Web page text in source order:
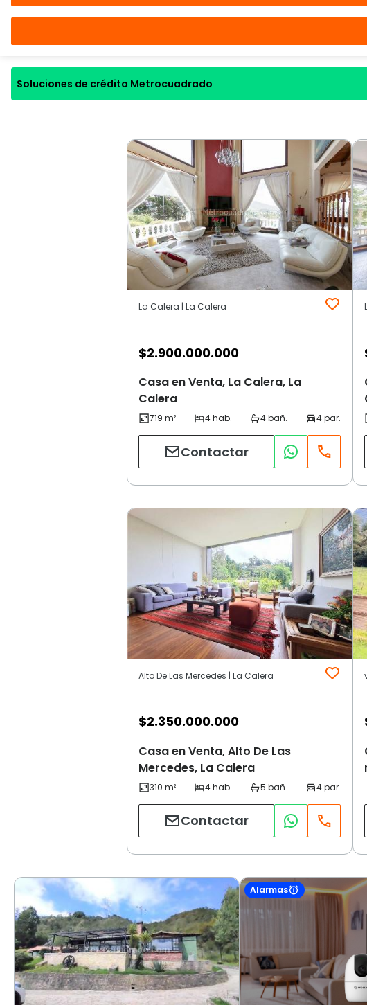
Soluciones de crédito Metrocuadrado
La Calera | La Calera
$2.900.000.000
Casa en Venta, La Calera, La
Calera
Contactar
Alto De Las Mercedes | La Calera
$2.350.000.000
Casa en Venta, Alto De Las
Mercedes, La Calera
Contactar
Alarmas